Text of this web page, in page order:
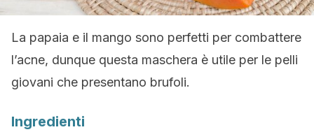
La papaia e il mango sono perfetti per combattere
l’acne, dunque questa maschera è utile per le pelli
giovani che presentano brufoli.
Ingredienti